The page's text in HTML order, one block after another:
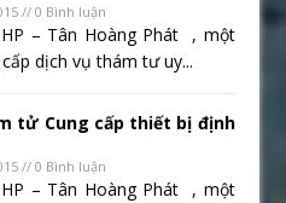
// 0 Bình luận
– Tân Hoàng Phát , một
dịch vụ thám tư uy...
tử Cung cấp thiết bị định
// 0 Bình luận
– Tân Hoàng Phát , một